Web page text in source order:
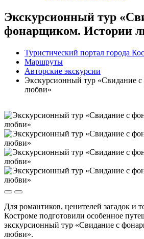
Экскурсионный тур
фонарщиком. Истории
Туристический портал города
Маршруты
Авторские экскурсии
Экскурсионный тур «Свидание
любви»
Для романтиков, ценителей загадок и
Костроме подготовили особенное
экскурсионный тур «Свидание с
любви».